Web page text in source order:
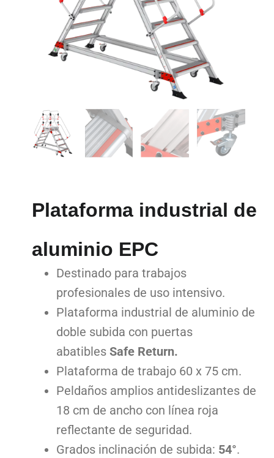
Plataforma industrial de
aluminio EPC
Destinado para trabajos
profesionales de uso intensivo.
Plataforma industrial de aluminio de
doble subida con puertas
abatibles Safe Return.
Plataforma de trabajo 60 x 75 cm.
Peldaños amplios antideslizantes de
18 cm de ancho con línea roja
reflectante de seguridad.
Grados inclinación de subida: 54°.